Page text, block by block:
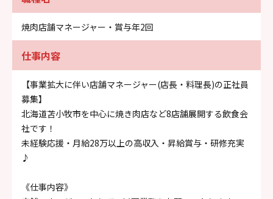
焼肉店舗マネージャー・賞与年2回
仕事内容
【事業拡大に伴い店舗マネージャー(店長・料理長)の正社員
募集】
北海道苫小牧市を中心に焼き肉店など8店舗展開する飲食会
社です！
未経験応援・月給28万以上の高収入・昇給賞与・研修充実
♪
《仕事内容》